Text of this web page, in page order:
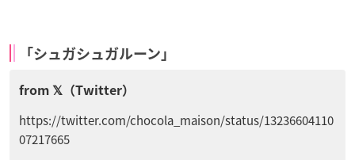
「シュガシュガルーン」
https://twitter.com/chocola_maison/status/13236604110
07217665